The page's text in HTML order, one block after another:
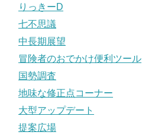
りっきーD
七不思議
中長期展望
冒険者のおでかけ便利ツール
国勢調査
地味な修正点コーナー
大型アップデート
提案広場